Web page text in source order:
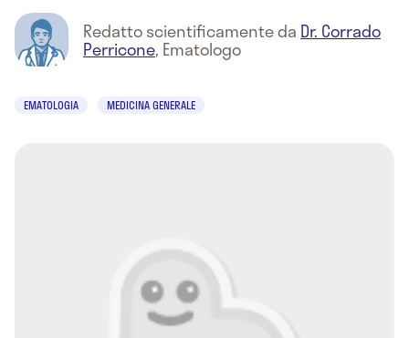
Redatto scientificamente da Dr. Corrado
Perricone, Ematologo
EMATOLOGIA MEDICINA GENERALE